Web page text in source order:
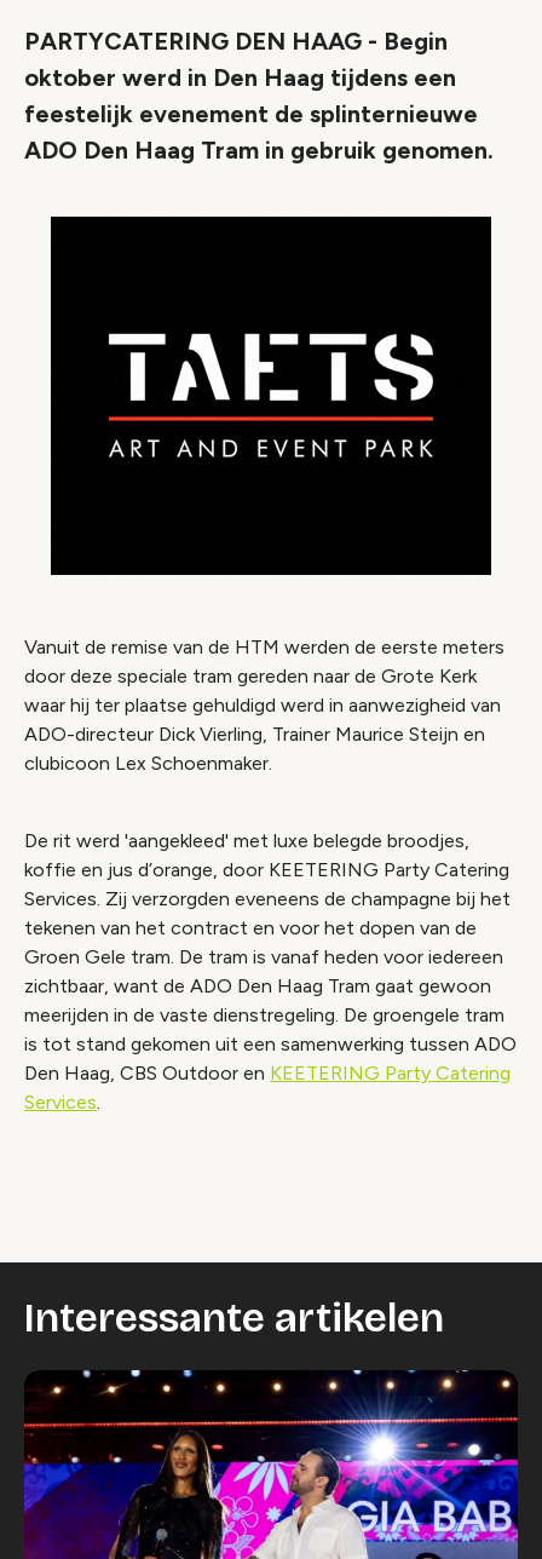
PARTYCATERING DEN HAAG - Begin
oktober werd in Den Haag tijdens een
feestelijk evenement de splinternieuwe
ADO Den Haag Tram in gebruik genomen.
Vanuit de remise van de HTM werden de eerste meters
door deze speciale tram gereden naar de Grote Kerk
waar hij ter plaatse gehuldigd werd in aanwezigheid van
ADO-directeur Dick Vierling, Trainer Maurice Steijn en
clubicoon Lex Schoenmaker.
De rit werd 'aangekleed' met luxe belegde broodjes,
koffie en jus d’orange, door KEETERING Party Catering
Services. Zij verzorgden eveneens de champagne bij het
tekenen van het contract en voor het dopen van de
Groen Gele tram. De tram is vanaf heden voor iedereen
zichtbaar, want de ADO Den Haag Tram gaat gewoon
meerijden in de vaste dienstregeling. De groengele tram
is tot stand gekomen uit een samenwerking tussen ADO
Den Haag, CBS Outdoor en KEETERING Party Catering
Services.
Wijzig cookie instellingen
Interessante artikelen